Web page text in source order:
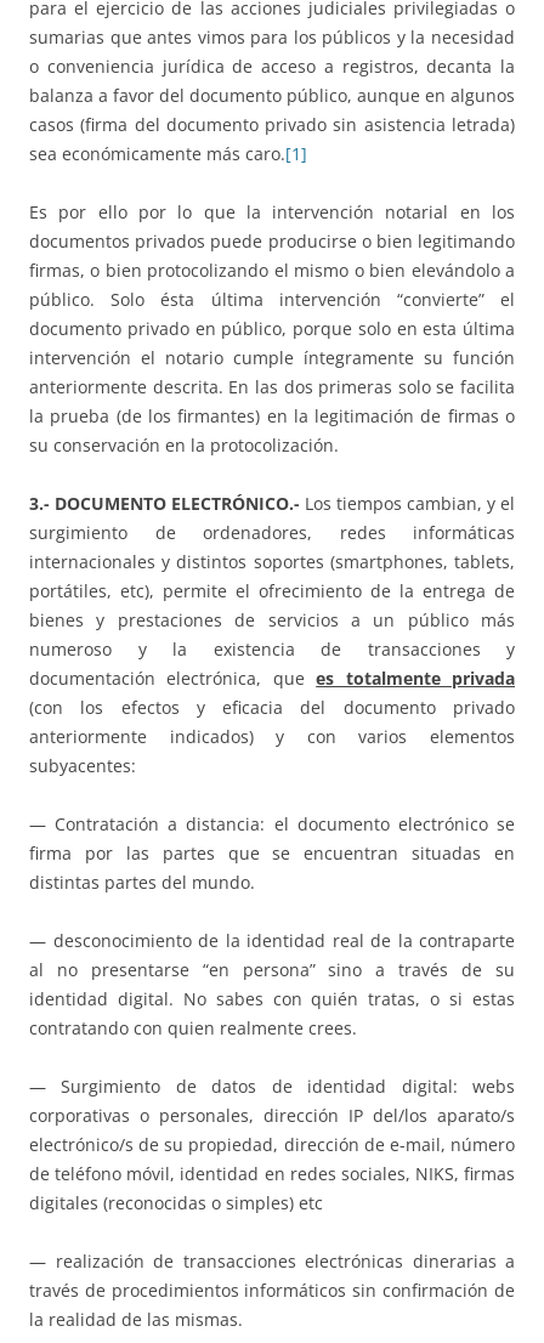
para el ejercicio de las acciones judiciales privilegiadas o
sumarias que antes vimos para los públicos y la necesidad
o conveniencia jurídica de acceso a registros, decanta la
balanza a favor del documento público, aunque en algunos
casos (firma del documento privado sin asistencia letrada)
sea económicamente más caro.[1]
Es por ello por lo que la intervención notarial en los
documentos privados puede producirse o bien legitimando
firmas, o bien protocolizando el mismo o bien elevándolo a
público. Solo ésta última intervención “convierte” el
documento privado en público, porque solo en esta última
intervención el notario cumple íntegramente su función
anteriormente descrita. En las dos primeras solo se facilita
la prueba (de los firmantes) en la legitimación de firmas o
su conservación en la protocolización.
3.- DOCUMENTO ELECTRÓNICO.- Los tiempos cambian, y el
surgimiento de ordenadores, redes informáticas
internacionales y distintos soportes (smartphones, tablets,
portátiles, etc), permite el ofrecimiento de la entrega de
bienes y prestaciones de servicios a un público más
numeroso y la existencia de transacciones y
documentación electrónica, quees totalmente privada
(con los efectos y eficacia del documento privado
anteriormente indicados) y con varios elementos
subyacentes:
— Contratación a distancia: el documento electrónico se
firma por las partes que se encuentran situadas en
distintas partes del mundo.
— desconocimiento de la identidad real de la contraparte
al no presentarse “en persona” sino a través de su
identidad digital. No sabes con quién tratas, o si estas
contratando con quien realmente crees.
— Surgimiento de datos de identidad digital: webs
corporativas o personales, dirección IP del/los aparato/s
electrónico/s de su propiedad, dirección de e-mail, número
de teléfono móvil, identidad en redes sociales, NIKS, firmas
digitales (reconocidas o simples) etc
— realización de transacciones electrónicas dinerarias a
través de procedimientos informáticos sin confirmación de
la realidad de las mismas.